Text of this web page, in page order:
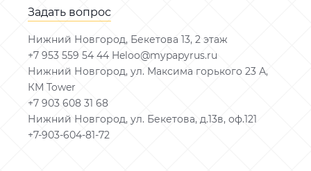
Задать вопрос
Задать вопрос
Нижний Новгород, Бекетова 13, 2 этаж
+7 953 559 54 44 Heloo@mypapyrus.ru
Нижний Новгород, ул. Максима горького 23 А,
КМ Tower
+7 903 608 31 68
Нижний Новгород, ул. Бекетова, д.13в, оф.121
+7-903-604-81-72